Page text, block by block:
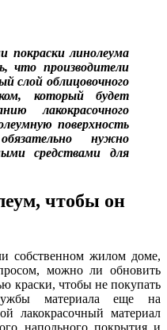
покраски линолеума
что производители
слой облицовочного
который будет
лакокрасочного
поверхность
нужно
средствами для
чтобы он
собственном жилом доме,
можно ли обновить
краски, чтобы не покупать
материала еще на
лакокрасочный материал
напольного покрытия и